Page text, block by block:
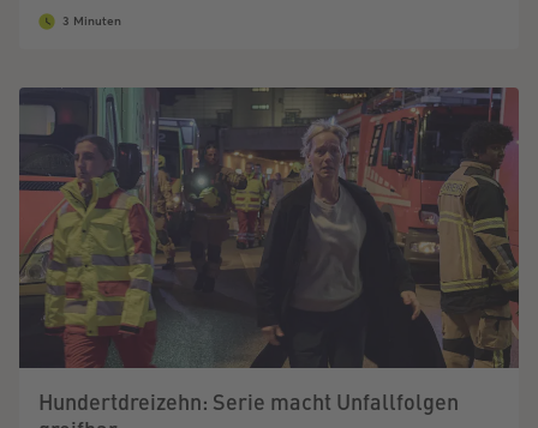
3 Minuten
Hundertdreizehn: Serie macht Unfallfolgen